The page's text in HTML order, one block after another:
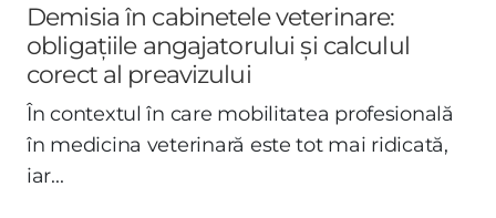
Demisia în cabinetele veterinare:
obligațiile angajatorului și calculul
corect al preavizului
În contextul în care mobilitatea profesională
în medicina veterinară este tot mai ridicată,
iar...